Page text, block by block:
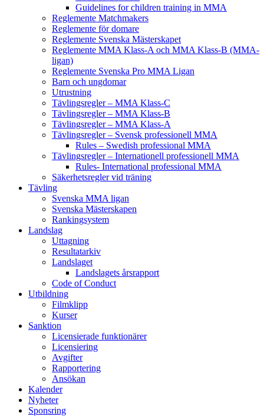
Guidelines for children training in MMA
Reglemente Matchmakers
Reglemente för domare
Reglemente Svenska Mästerskapet
Reglemente MMA Klass-A och MMA Klass-B (MMA-
ligan)
Reglemente Svenska Pro MMA Ligan
Barn och ungdomar
Utrustning
Tävlingsregler – MMA Klass-C
Tävlingsregler – MMA Klass-B
Tävlingsregler – MMA Klass-A
Tävlingsregler – Svensk professionell MMA
Rules – Swedish professional MMA
Tävlingsregler – Internationell professionell MMA
Rules- International professional MMA
Säkerhetsregler vid träning
Tävling
Svenska MMA ligan
Svenska Mästerskapen
Rankingsystem
Landslag
Uttagning
Resultatarkiv
Landslaget
Landslagets årsrapport
Code of Conduct
Utbildning
Filmklipp
Kurser
Sanktion
Licensierade funktionärer
Licensiering
Avgifter
Rapportering
Ansökan
Kalender
Nyheter
Sponsring